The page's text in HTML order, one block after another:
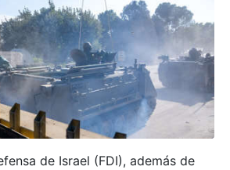
de Israel (FDI), además de